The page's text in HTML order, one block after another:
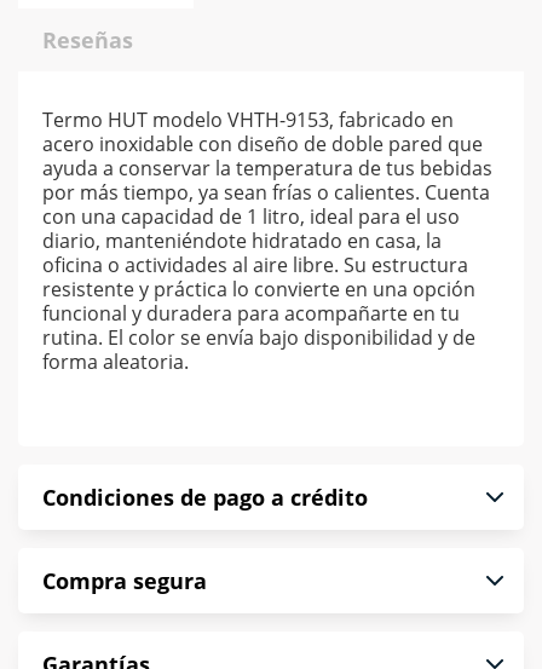
Reseñas
Termo HUT modelo VHTH-9153, fabricado en
acero inoxidable con diseño de doble pared que
ayuda a conservar la temperatura de tus bebidas
por más tiempo, ya sean frías o calientes. Cuenta
con una capacidad de 1 litro, ideal para el uso
diario, manteniéndote hidratado en casa, la
oficina o actividades al aire libre. Su estructura
resistente y práctica lo convierte en una opción
funcional y duradera para acompañarte en tu
rutina. El color se envía bajo disponibilidad y de
forma aleatoria.
Condiciones de pago a crédito
puntualmente. Al finalizar tu compra generas el
*Sujeto a aprobación de crédito conforme a
Compra segura